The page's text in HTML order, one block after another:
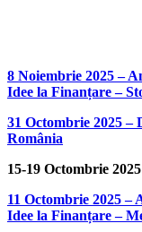
8 Noiembrie 2025 –
Idee la Finanțare –
31 Octombrie 2025
România
15-19 Octombrie
11 Octombrie 2025
Idee la Finanțare –